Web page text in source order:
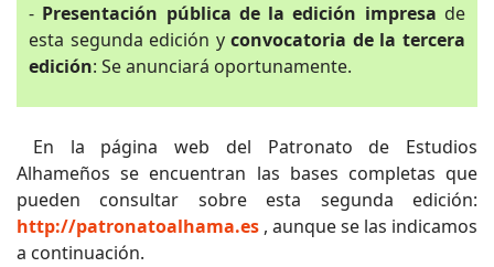
- Presentación pública de la edición impresa de
esta segunda edición yconvocatoria de la tercera
edición: Se anunciará oportunamente.
En la página web del Patronato de Estudios
Alhameños se encuentran las bases completas que
pueden consultar sobre esta segunda edición:
http://patronatoalhama.es , aunque se las indicamos
a continuación.